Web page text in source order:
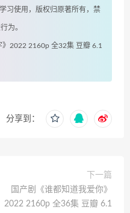
习使用，版权归原著所有，禁
为。
》2022 2160p 全32集 豆瓣 6.1
分享到：
下一篇
国产剧《谁都知道我爱你》
2022 2160p 全36集 豆瓣 6.1